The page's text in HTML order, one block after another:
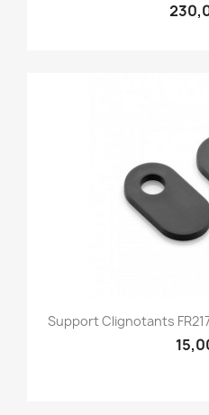
Support Clignotants